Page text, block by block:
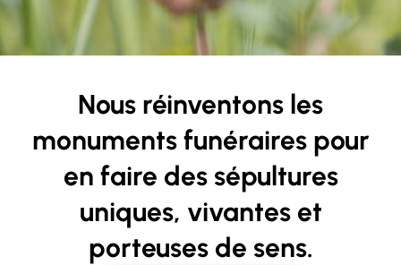
Nous réinventons les
monuments funéraires pour
en faire des sépultures
uniques, vivantes et
porteuses de sens.